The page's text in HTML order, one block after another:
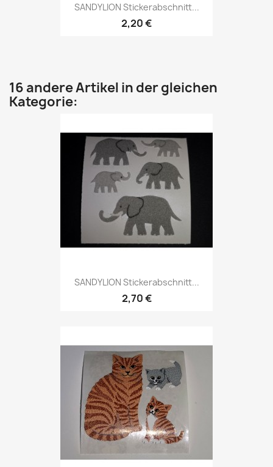
SANDYLION Stickerabschnitt...
2,20 €
16 andere Artikel in der gleichen
Kategorie:
SANDYLION Stickerabschnitt...
2,70 €